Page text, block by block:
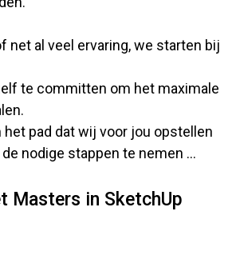
net al veel ervaring, we starten bij
te committen om het maximale
pad dat wij voor jou opstellen
nodige stappen te nemen ...
Masters in SketchUp